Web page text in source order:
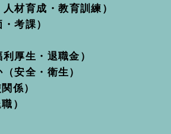
材育成・教育訓練）
考課）
厚生・退職金）
安全・衛生）
係）
）